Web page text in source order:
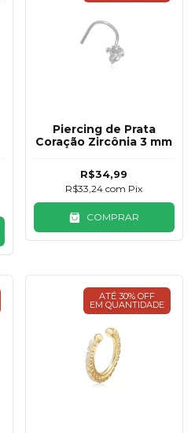
Piercing de Prata
Coração Zircônia 3 mm
R$34,99
R$33,24com Pix
COMPRAR
ATÉ 30% OFF
EM QUANTIDADE